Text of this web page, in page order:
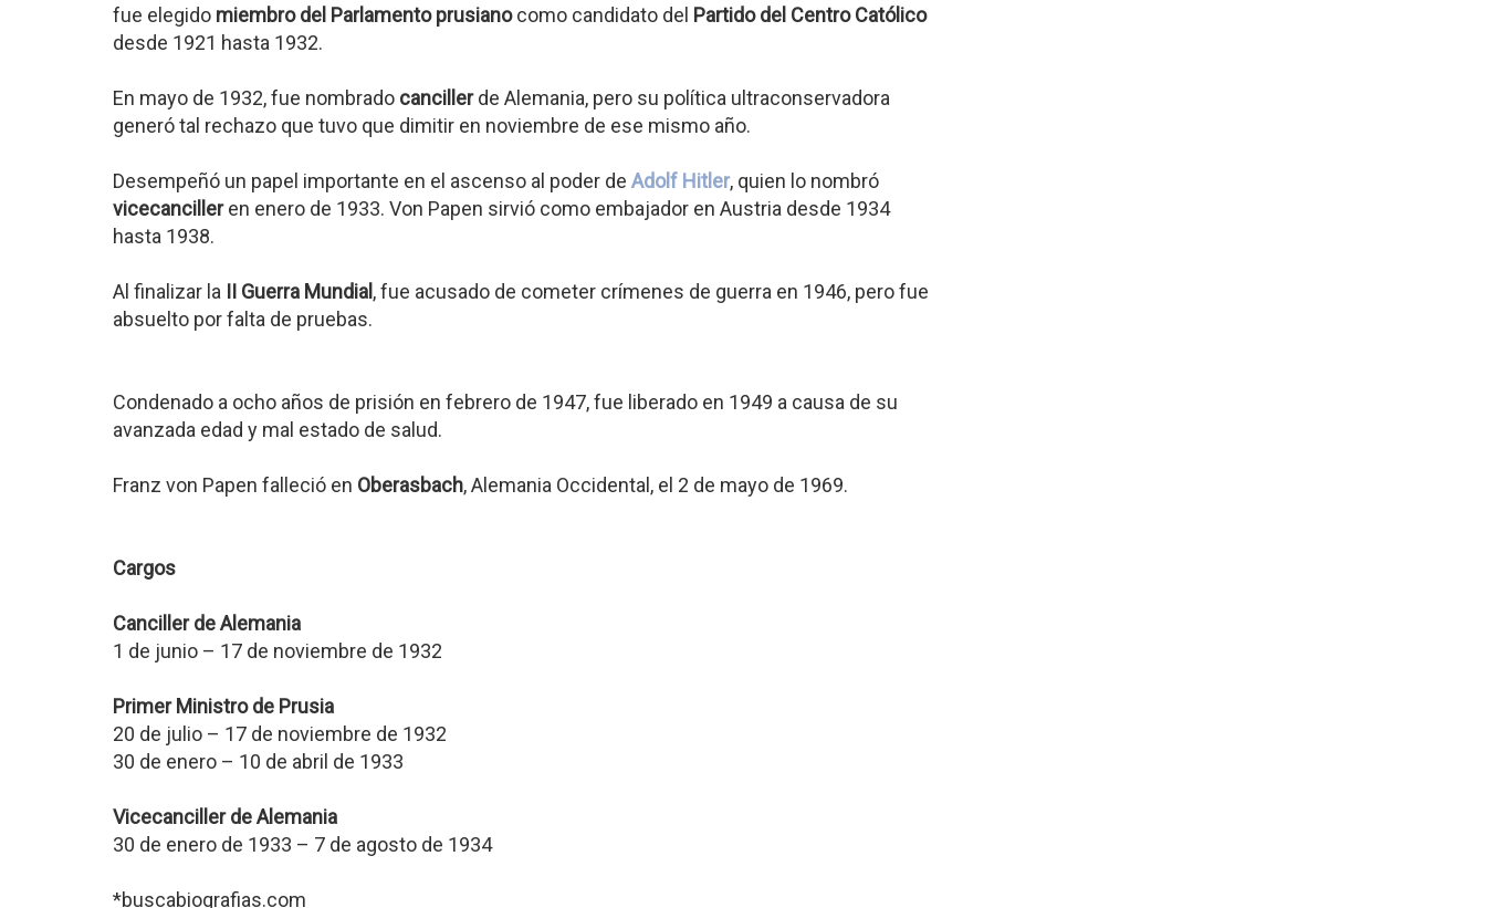
fue elegido miembro del Parlamento prusianocomo candidato del Partido del Centro Católico
desde 1921 hasta 1932.
En mayo de 1932, fue nombrado cancillerde Alemania, pero su política ultraconservadora
generó tal rechazo que tuvo que dimitir en noviembre de ese mismo año.
Desempeñó un papel importante en el ascenso al poder de Adolf Hitler, quien lo nombró
vicecancilleren enero de 1933. Von Papen sirvió como embajador en Austria desde 1934
hasta 1938.
Al finalizar la II Guerra Mundial , fue acusado de cometer crímenes de guerra en 1946, pero fue
absuelto por falta de pruebas.
Condenado a ocho años de prisión en febrero de 1947, fue liberado en 1949 a causa de su
avanzada edad y mal estado de salud.
Franz von Papen falleció en Oberasbach, Alemania Occidental, el 2 de mayo de 1969.
Cargos
Canciller de Alemania
1 de junio – 17 de noviembre de 1932
Primer Ministro de Prusia
20 de julio – 17 de noviembre de 1932
30 de enero – 10 de abril de 1933
Vicecanciller de Alemania
30 de enero de 1933 – 7 de agosto de 1934
*buscabiografias.com